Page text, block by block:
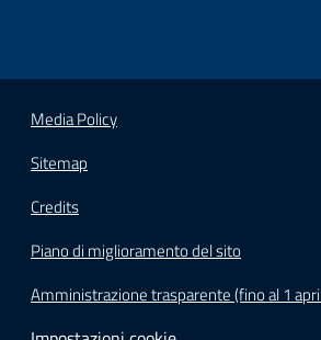
Media Policy
Sitemap
Credits
Piano di miglioramento del sito
Amministrazione trasparente (fino al 1